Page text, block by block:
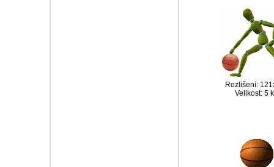
Rozlišení:
Velikost: 5